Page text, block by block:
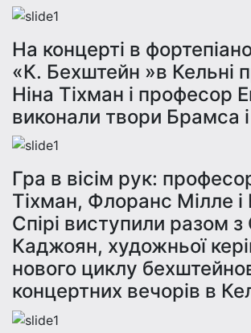
На концерті в
«К. Бехштейн »в Кельні
Ніна Тіхман і професор
виконали твори Брамса
Гра в вісім рук:
Тіхман, Флоранс Мілле і
Спірі виступили разом
Каджоян, художньої
нового циклу
концертних вечорів в